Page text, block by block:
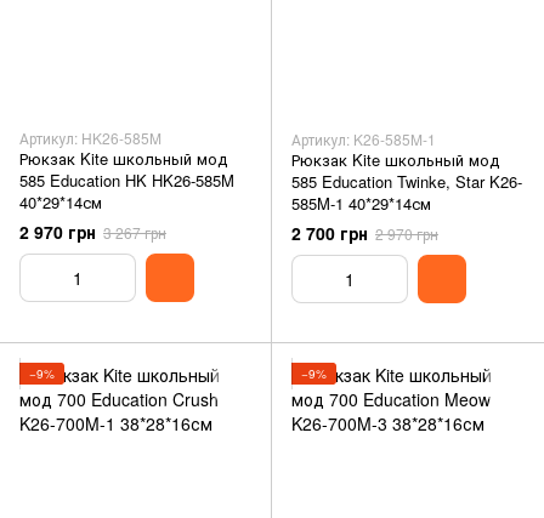
Артикул: HK26-585M
Рюкзак Kite школьный мод
585 Education HK HK26-585M
40*29*14см
2 970 грн 3 267 грн
Артикул: K26-585M-1
Рюкзак Kite школьный мод
585 Education Twinke, Star K26-
585M-1 40*29*14см
2 700 грн 2 970 грн
−9% −9%